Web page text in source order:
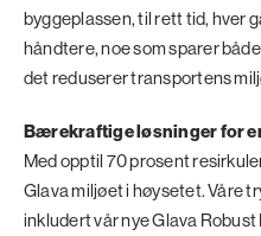
byggeplassen, til rett tid, hver
håndtere, noe som sparer
det reduserer transportens
Bærekraftige løsninger for
Med opptil 70 prosent
Glava miljøet i høysetet. Våre
inkludert vår nye Glava